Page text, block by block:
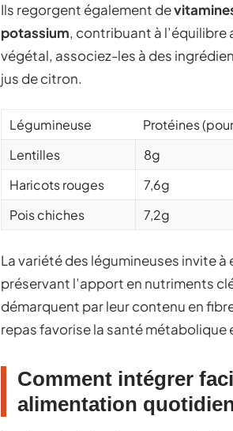
Ils regorgent également de
potassium, contribuant à
végétal, associez-les à des
jus de citron.
Légumineuse Protéines
Lentilles
8g
Haricots rouges
7,6g
Pois chiches
7,2g
La variété des légumineuses invite
préservant l’apport en nutriments
démarquent par leur contenu en
repas favorise la santé métabolique
Comment intégrer
alimentation